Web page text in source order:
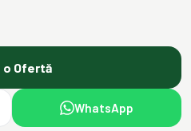
o Ofertă
WhatsApp